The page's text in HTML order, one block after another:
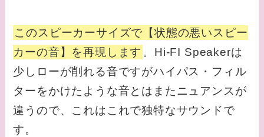
このスピーカーサイズで【状態の悪いスピー
カーの音】を再現します 。Hi-FI Speakerは
少しローが削れる音ですがハイパス・フィル
ターをかけたような音とはまたニュアンスが
違うので、これはこれで独特なサウンドで
す。